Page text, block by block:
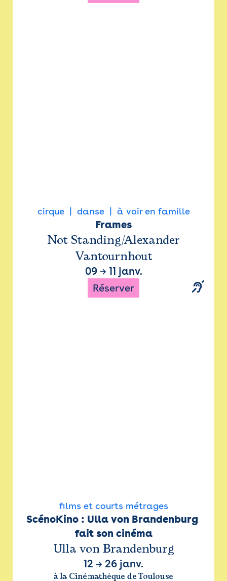
cirque danse à voir en famille
Frames
Not Standing/Alexander
Vantournhout
09→ 11 janv.
Réserver
films et courts métrages
ScénoKino : Ulla von Brandenburg
fait son cinéma
Ulla von Brandenburg
12 → 26 janv.
à la Cinémathèque de Toulouse